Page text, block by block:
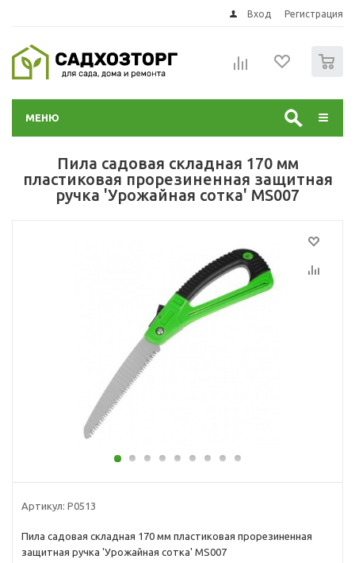
Вход Регистрация
МЕНЮ
Пила садовая складная 170 мм
пластиковая прорезиненная защитная
ручка 'Урожайная сотка' MS007
Артикул: Р0513
Пила садовая складная 170 мм пластиковая прорезиненная
защитная ручка 'Урожайная сотка' MS007